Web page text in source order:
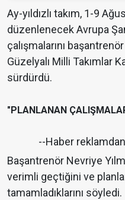
Ay-yıldızlı takım, 1-9
düzenlenecek Avrupa
çalışmalarını
Güzelyalı Milli Takımlar
sürdürdü.
"PLANLANAN
--Haber
Başantrenör Nevriye
verimli geçtiğini ve
tamamladıklarını söyledi.